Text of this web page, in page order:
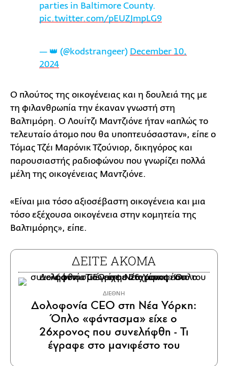
parties in Baltimore County.
pic.twitter.com/pEUZJmpLG9
— 👑 (@kodstrangeer) December 10,
2024
Ο πλούτος της οικογένειας και η δουλειά της με
τη φιλανθρωπία την έκαναν γνωστή στη
Βαλτιμόρη. Ο Λουίτζι Μαντζιόνε ήταν «απλώς το
τελευταίο άτομο που θα υποπτευόσασταν», είπε ο
Τόμας Τζέι Μαρόνικ Τζούνιορ, δικηγόρος και
παρουσιαστής ραδιοφώνου που γνωρίζει πολλά
μέλη της οικογένειας Μαντζιόνε.
«Είναι μια τόσο αξιοσέβαστη οικογένεια και μια
τόσο εξέχουσα οικογένεια στην κομητεία της
Βαλτιμόρης», είπε.
ΔΕΙΤΕ ΑΚΟΜΑ
ΔΙΕΘΝΗ
Δολοφονία CEO στη Νέα Υόρκη:
Όπλο «φάντασμα» είχε ο
26χρονος που συνελήφθη - Τι
έγραφε στο μανιφέστο του